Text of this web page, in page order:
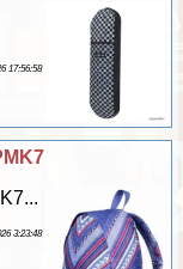
17:56:58
3:23:48